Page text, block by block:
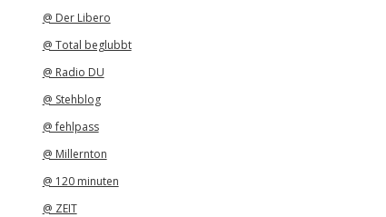
@ Der Libero
@ Total beglubbt
@ Radio DU
@ Stehblog
@ fehlpass
@ Millernton
@ 120 minuten
@ ZEIT